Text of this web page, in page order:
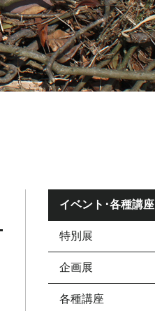
イベント･各種講座
特別展
企画展
各種講座